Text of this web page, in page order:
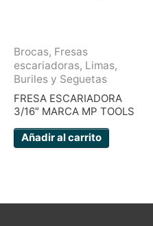
Brocas, Fresas
escariadoras, Limas,
Buriles y Seguetas
FRESA ESCARIADORA
3/16″ MARCA MP TOOLS
Añadir al carrito